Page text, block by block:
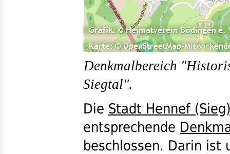
Denkmalbereich
Siegtal".
Die Stadt Hennef (Sieg)
entsprechende
beschlossen. Darin ist